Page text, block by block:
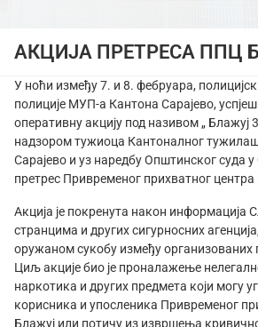
АКЦИЈА ПРЕТРЕСА ППЦ
У ноћи између 7. и 8. фебруара,
полиције МУП-а Кантона Сарајево,
оперативну акцију под називом „ Блажуј 3
надзором тужиоца Кантоналног
Сарајево и уз наредбу Општинског суда
претрес Привременог прихватног центра
Акција је покренута након информација
странцима и других сигурносних
оружаном сукобу између организованих
Циљ акције био је проналажење
наркотика и других предмета који могу
корисника и упосленика Привременог
Блажуј или потичу из извршења